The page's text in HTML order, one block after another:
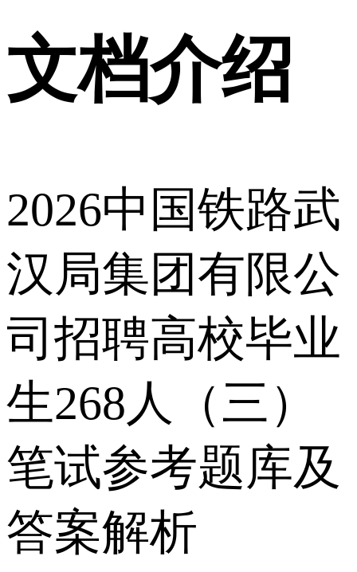
文档介绍
2026中国铁路武
汉局集团有限公
司招聘高校毕业
生268人（三）
笔试参考题库及
答案解析